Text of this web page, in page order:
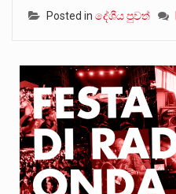
Posted in දේශීය පුවත්